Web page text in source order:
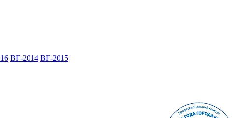
ВГ-2014 ВГ-2015